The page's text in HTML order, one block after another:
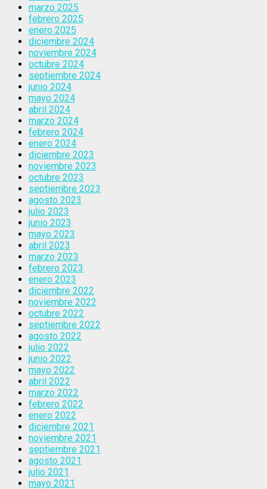
marzo 2025
febrero 2025
enero 2025
diciembre 2024
noviembre 2024
octubre 2024
septiembre 2024
junio 2024
mayo 2024
abril 2024
marzo 2024
febrero 2024
enero 2024
diciembre 2023
noviembre 2023
octubre 2023
septiembre 2023
agosto 2023
julio 2023
junio 2023
mayo 2023
abril 2023
marzo 2023
febrero 2023
enero 2023
diciembre 2022
noviembre 2022
octubre 2022
septiembre 2022
agosto 2022
julio 2022
junio 2022
mayo 2022
abril 2022
marzo 2022
febrero 2022
enero 2022
diciembre 2021
noviembre 2021
septiembre 2021
agosto 2021
julio 2021
mayo 2021